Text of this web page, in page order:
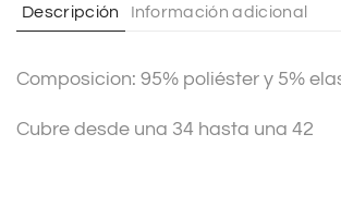
i
e
:
Descripción Información adicional
Composicion: 95% poliéster y 5%
Cubre desde una 34 hasta una 42